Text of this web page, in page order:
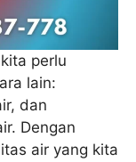
perlu
lain:
dan
Dengan
air yang kita